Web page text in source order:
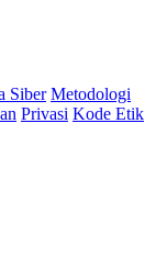
Siber Metodologi
Privasi Kode Etik